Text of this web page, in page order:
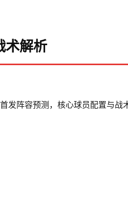
术解析
发阵容预测，核心球员配置与战